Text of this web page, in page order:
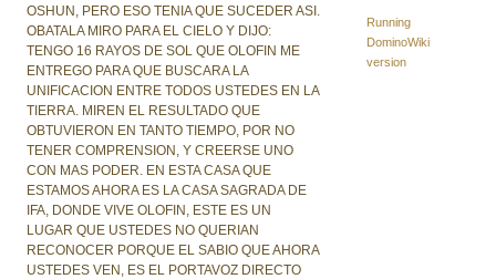
OSHUN, PERO ESO TENIA QUE SUCEDER ASI.
OBATALA MIRO PARA EL CIELO Y DIJO:
TENGO 16 RAYOS DE SOL QUE OLOFIN ME
ENTREGO PARA QUE BUSCARA LA
UNIFICACION ENTRE TODOS USTEDES EN LA
TIERRA. MIREN EL RESULTADO QUE
OBTUVIERON EN TANTO TIEMPO, POR NO
TENER COMPRENSION, Y CREERSE UNO
CON MAS PODER. EN ESTA CASA QUE
ESTAMOS AHORA ES LA CASA SAGRADA DE
IFA, DONDE VIVE OLOFIN, ESTE ES UN
LUGAR QUE USTEDES NO QUERIAN
RECONOCER PORQUE EL SABIO QUE AHORA
USTEDES VEN, ES EL PORTAVOZ DIRECTO
Running
DominoWiki
version